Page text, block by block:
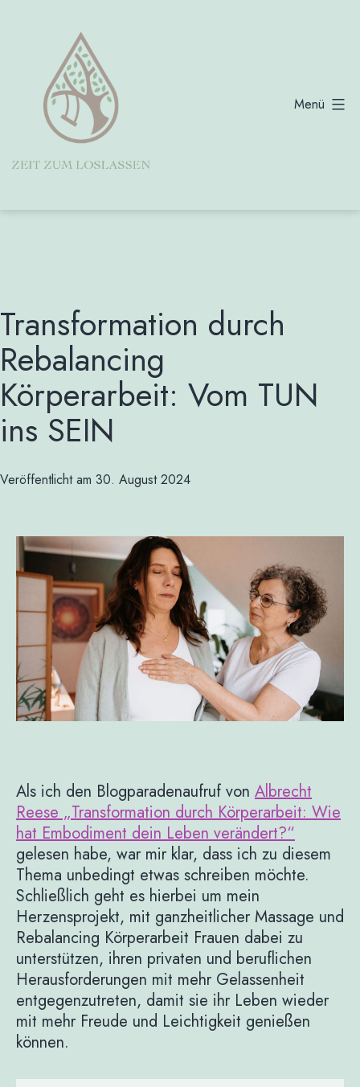
Menü
Transformation durch
Rebalancing
Körperarbeit: Vom TUN
ins SEIN
Veröffentlicht am 30. August 2024
Als ich den Blogparadenaufruf von Albrecht
Reese „Transformation durch Körperarbeit: Wie
hat Embodiment dein Leben verändert?“
gelesen habe, war mir klar, dass ich zu diesem
Thema unbedingt etwas schreiben möchte.
Schließlich geht es hierbei um mein
Herzensprojekt, mit ganzheitlicher Massage und
Rebalancing Körperarbeit Frauen dabei zu
unterstützen, ihren privaten und beruflichen
Herausforderungen mit mehr Gelassenheit
entgegenzutreten, damit sie ihr Leben wieder
mit mehr Freude und Leichtigkeit genießen
können.